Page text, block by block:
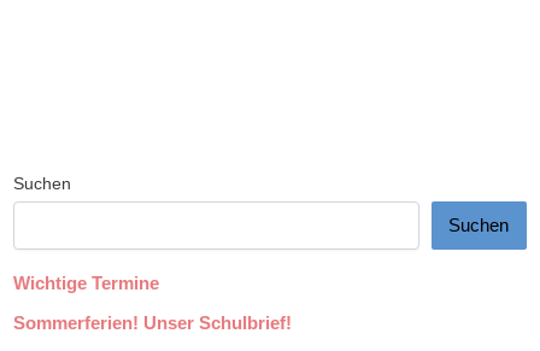
Suchen
Suchen
Wichtige Termine
Sommerferien! Unser Schulbrief!